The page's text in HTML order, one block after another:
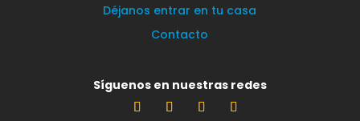
Déjanos entrar en tu casa
Contacto
Síguenos en nuestras redes